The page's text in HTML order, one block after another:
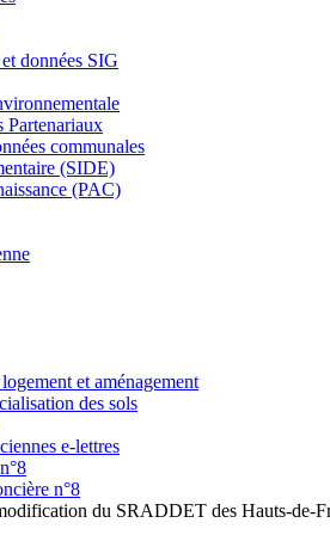
données SIG
Partenariaux
communales
(SIDE)
(PAC)
et aménagement
des sols
e-lettres
n°8
du SRADDET des Hauts-de-